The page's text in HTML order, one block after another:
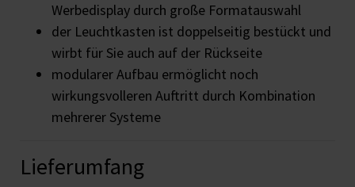
Werbedisplay durch große Formatauswahl
der Leuchtkasten ist doppelseitig bestückt und
wirbt für Sie auch auf der Rückseite
modularer Aufbau ermöglicht noch
wirkungsvolleren Auftritt durch Kombination
mehrerer Systeme
Lieferumfang